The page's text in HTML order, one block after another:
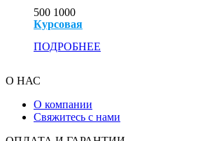
500 1000
Курсовая
ПОДРОБНЕЕ
О НАС
О компании
Свяжитесь с нами